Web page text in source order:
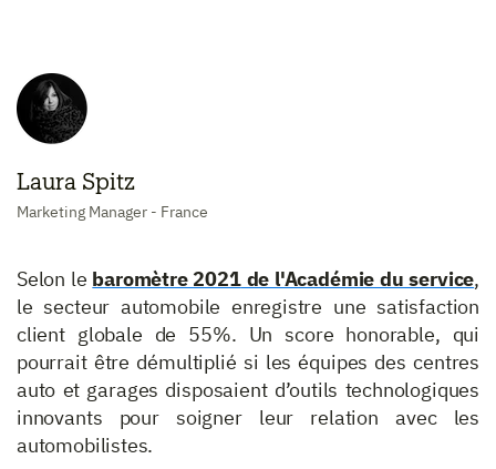
Laura Spitz
Marketing Manager - France
Selon le baromètre 2021de l'Académie du service,
le secteur automobile enregistre une satisfaction
client globale de 55%. Un score honorable, qui
pourrait être démultiplié si les équipes des centres
auto et garages disposaient d’outils technologiques
innovants pour soigner leur relation avec les
automobilistes.